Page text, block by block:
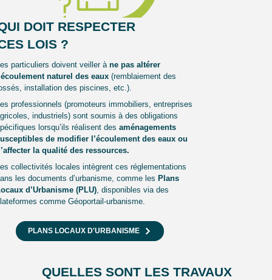
DOIT RESPECTER
LOIS ?
particuliers doivent veiller à ne pas altérer
naturel des eaux (remblaiement des
installation des piscines, etc.).
professionnels (promoteurs immobiliers, entreprises
industriels) sont soumis à des obligations
lorsqu’ils réalisent des aménagements
de modifier l’écoulement des eaux ou
la qualité des ressources.
collectivités locales intègrent ces réglementations
les documents d’urbanisme, comme les Plans
d’Urbanisme (PLU), disponibles via des
comme Géoportail-urbanisme.
PLANS LOCAUX D'URBANISME
QUELLES SONT LES TRAVAUX